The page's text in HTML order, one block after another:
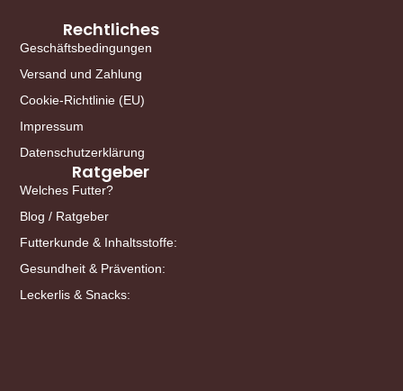
Rechtliches
Geschäftsbedingungen
Versand und Zahlung
Cookie-Richtlinie (EU)
Impressum
Datenschutzerklärung
Ratgeber
Welches Futter?
Blog / Ratgeber
Futterkunde & Inhaltsstoffe:
Gesundheit & Prävention:
Leckerlis & Snacks: